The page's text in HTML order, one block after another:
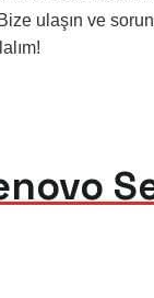
ulaşın ve